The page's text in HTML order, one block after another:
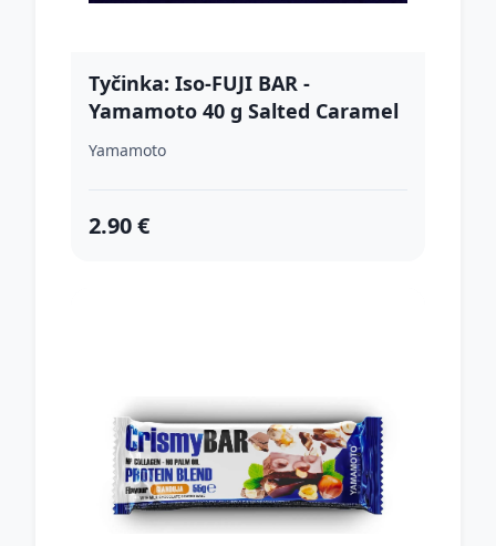
Tyčinka: Iso-FUJI BAR -
Yamamoto 40 g Salted Caramel
+ Milk Chocolate Coating
Yamamoto
2.90 €